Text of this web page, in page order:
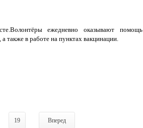
ежедневно оказывают помощь
также в работе на пунктах вакцинации.
19 Вперед